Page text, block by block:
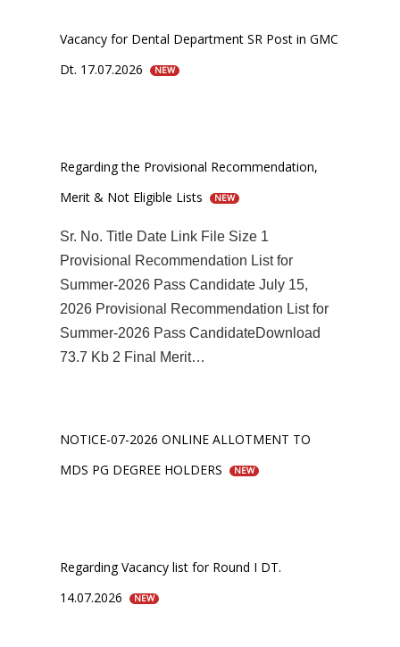
Vacancy for Dental Department SR Post in GMC
Dt. 17.07.2026
NEW
Regarding the Provisional Recommendation,
Merit & Not Eligible Lists
NEW
Sr. No. Title Date Link File Size 1
Provisional Recommendation List for
Summer-2026 Pass Candidate July 15,
2026 Provisional Recommendation List for
Summer-2026 Pass CandidateDownload
73.7 Kb 2 Final Merit…
NOTICE-07-2026 ONLINE ALLOTMENT TO
MDS PG DEGREE HOLDERS
NEW
Regarding Vacancy list for Round I DT.
14.07.2026
NEW